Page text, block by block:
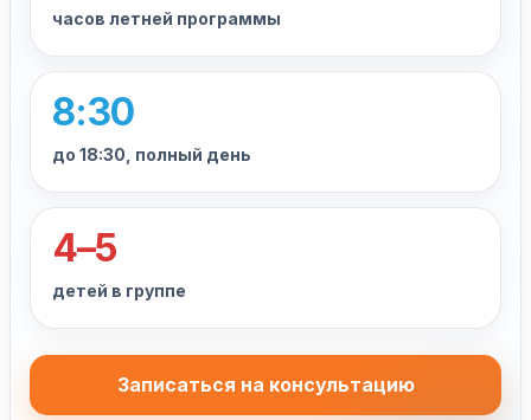
часов летней программы
8:30
до 18:30, полный день
4–5
детей в группе
Записаться на консультацию